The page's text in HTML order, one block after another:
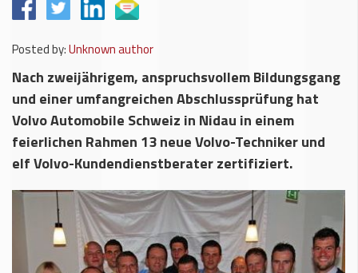
Posted by:Unknown author
Nach zweijährigem, anspruchsvollem Bildungsgang
und einer umfangreichen Abschlussprüfung hat
Volvo Automobile Schweiz in Nidau in einem
feierlichen Rahmen 13 neue Volvo-Techniker und
elf Volvo-Kundendienstberater zertifiziert.